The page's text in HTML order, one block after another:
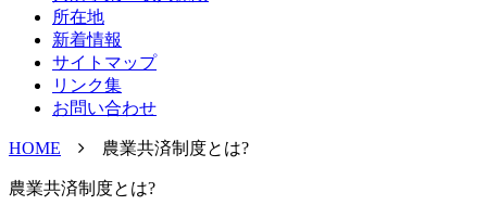
所在地
新着情報
サイトマップ
リンク集
お問い合わせ
HOME 農業共済制度とは?
農業共済制度とは?